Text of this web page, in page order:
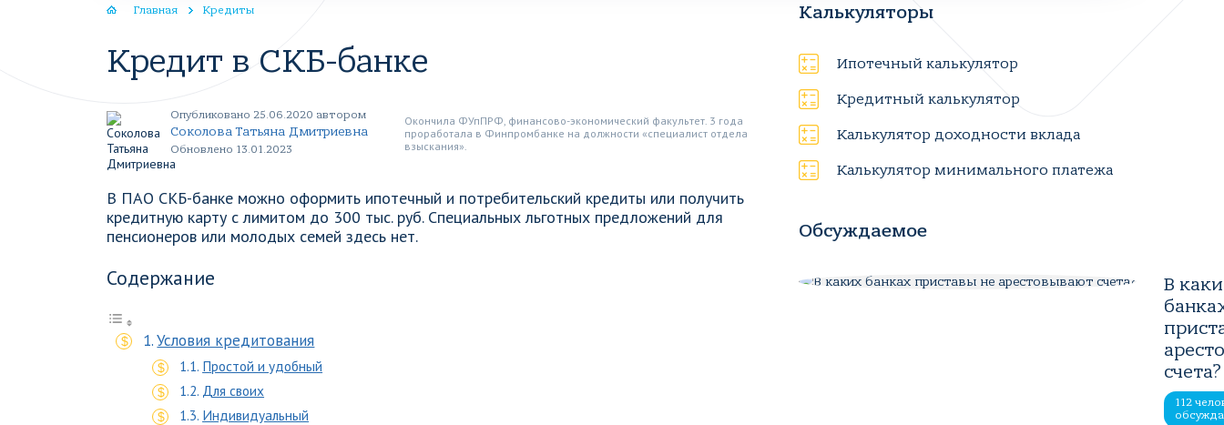
Главная Кредиты
Кредит в СКБ-банке
Опубликовано 25.06.2020 автором
Соколова Татьяна Дмитриевна
Обновлено 13.01.2023
Окончила ФУпПРФ, финансово-экономический факультет. 3 года
проработала в Финпромбанке на должности «специалист отдела
взыскания».
В ПАО СКБ-банке можно оформить ипотечный и потребительский кредиты или получить
кредитную карту с лимитом до 300 тыс. руб. Специальных льготных предложений для
пенсионеров или молодых семей здесь нет.
Содержание
Условия кредитования
Простой и удобный
Для своих
Индивидуальный
Калькуляторы
Ипотечный калькулятор
Кредитный калькулятор
Калькулятор доходности вклада
Калькулятор минимального платежа
Обсуждаемое
В
счета?
112